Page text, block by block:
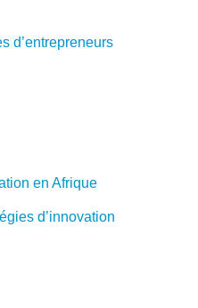
d’entrepreneurs
en Afrique
d’innovation